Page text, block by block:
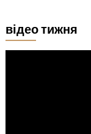
відео тижня